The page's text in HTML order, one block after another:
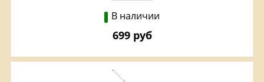
В наличии
699 руб